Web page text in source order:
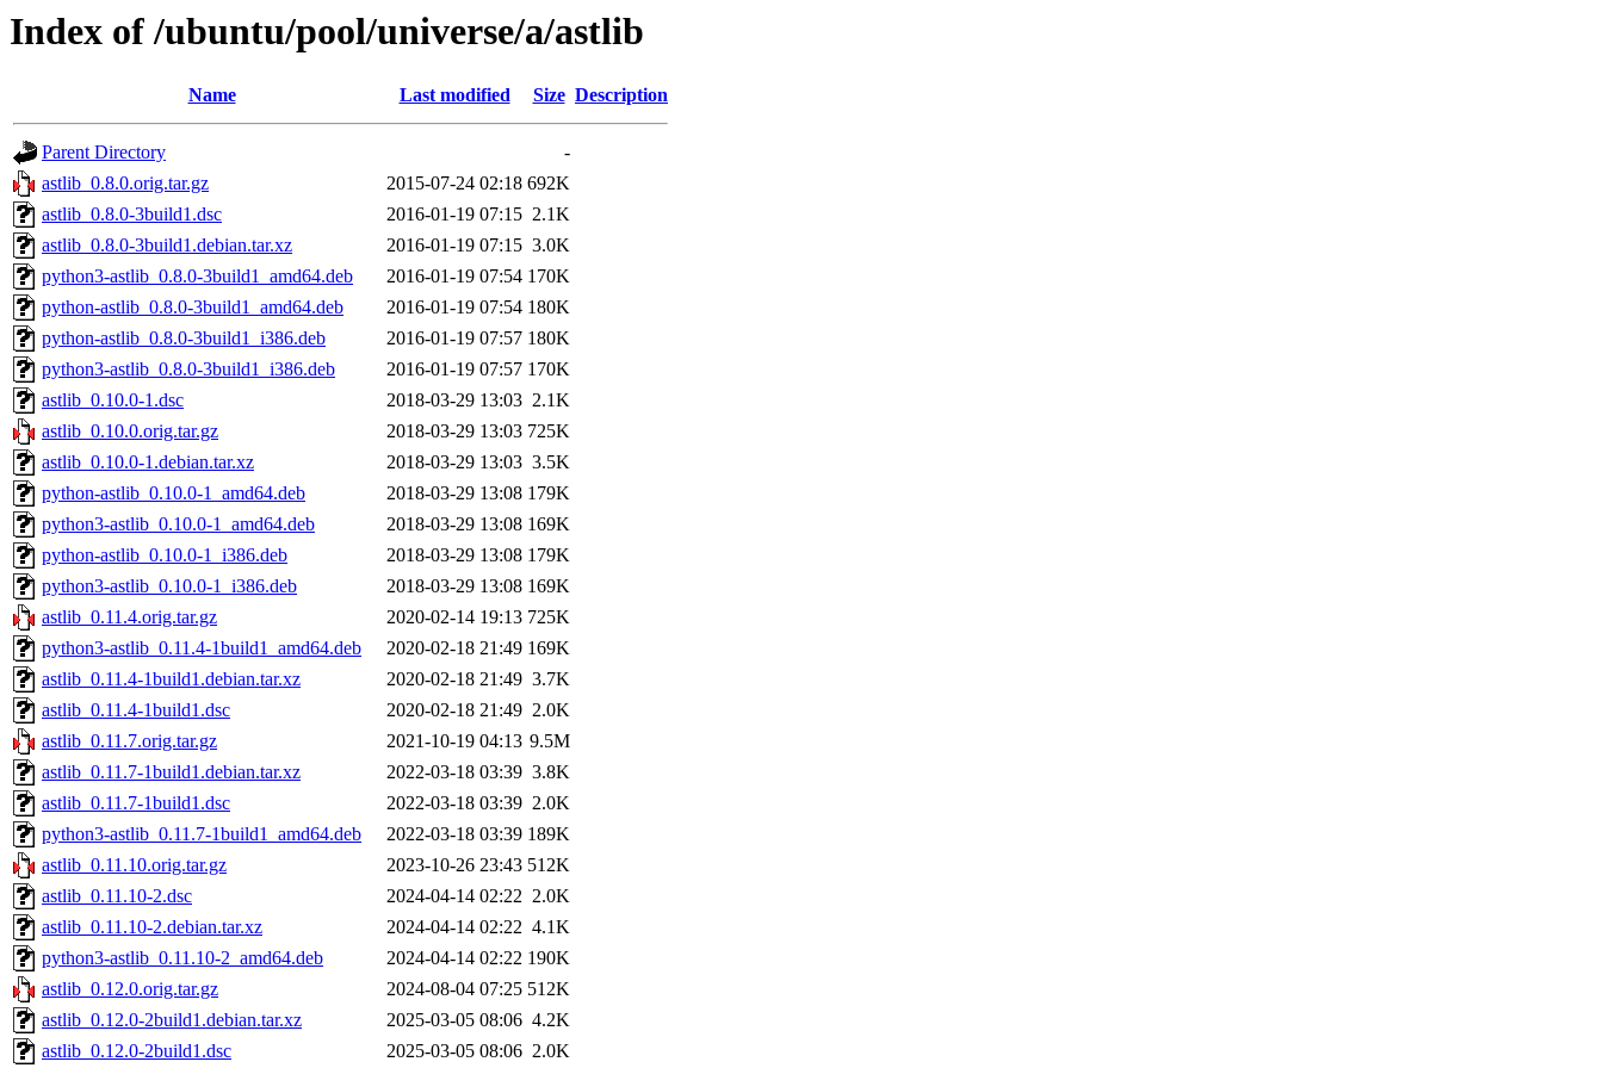
Index of /ubuntu/pool/universe/a/astlib
Name Last modified Size Description
Parent Directory
-
astlib_0.8.0.orig.tar.gz
2015-07-24 02:18 692K
astlib_0.8.0-3build1.dsc
2016-01-19 07:15 2.1K
astlib_0.8.0-3build1.debian.tar.xz
2016-01-19 07:15 3.0K
python3-astlib_0.8.0-3build1_amd64.deb
2016-01-19 07:54 170K
python-astlib_0.8.0-3build1_amd64.deb
2016-01-19 07:54 180K
python-astlib_0.8.0-3build1_i386.deb
2016-01-19 07:57 180K
python3-astlib_0.8.0-3build1_i386.deb
2016-01-19 07:57 170K
astlib_0.10.0-1.dsc
2018-03-29 13:03 2.1K
astlib_0.10.0.orig.tar.gz
2018-03-29 13:03 725K
astlib_0.10.0-1.debian.tar.xz
2018-03-29 13:03 3.5K
python-astlib_0.10.0-1_amd64.deb
2018-03-29 13:08 179K
python3-astlib_0.10.0-1_amd64.deb
2018-03-29 13:08 169K
python-astlib_0.10.0-1_i386.deb
2018-03-29 13:08 179K
python3-astlib_0.10.0-1_i386.deb
2018-03-29 13:08 169K
astlib_0.11.4.orig.tar.gz
2020-02-14 19:13 725K
python3-astlib_0.11.4-1build1_amd64.deb
2020-02-18 21:49 169K
astlib_0.11.4-1build1.debian.tar.xz
2020-02-18 21:49 3.7K
astlib_0.11.4-1build1.dsc
2020-02-18 21:49 2.0K
astlib_0.11.7.orig.tar.gz
2021-10-19 04:13 9.5M
astlib_0.11.7-1build1.debian.tar.xz
2022-03-18 03:39 3.8K
astlib_0.11.7-1build1.dsc
2022-03-18 03:39 2.0K
python3-astlib_0.11.7-1build1_amd64.deb
2022-03-18 03:39 189K
astlib_0.11.10.orig.tar.gz
2023-10-26 23:43 512K
astlib_0.11.10-2.dsc
2024-04-14 02:22 2.0K
astlib_0.11.10-2.debian.tar.xz
2024-04-14 02:22 4.1K
python3-astlib_0.11.10-2_amd64.deb
2024-04-14 02:22 190K
astlib_0.12.0.orig.tar.gz
2024-08-04 07:25 512K
astlib_0.12.0-2build1.debian.tar.xz
2025-03-05 08:06 4.2K
astlib_0.12.0-2build1.dsc
2025-03-05 08:06 2.0K